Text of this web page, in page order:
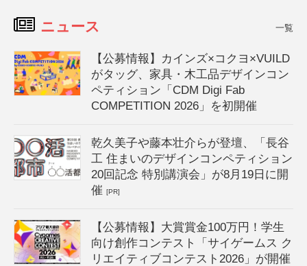
ニュース 一覧
【公募情報】カインズ×コクヨ×VUILD
がタッグ、家具・木工品デザインコン
ペティション「CDM Digi Fab
COMPETITION 2026」を初開催
乾久美子や藤本壮介らが登壇、「長谷
工 住まいのデザインコンペティション
20回記念 特別講演会」が8月19日に開
催[PR]
【公募情報】大賞賞金100万円！学生
向け創作コンテスト「サイゲームス ク
リエイティブコンテスト2026」が開催